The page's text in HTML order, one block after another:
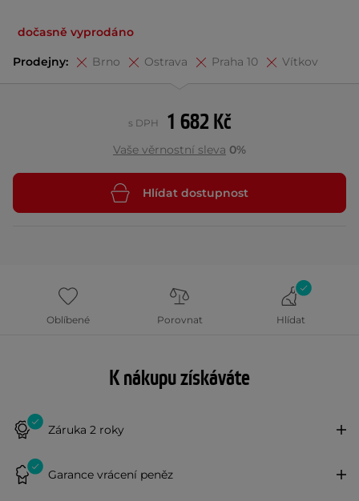
dočasně vyprodáno
Prodejny: Brno Ostrava Praha 10 Vítkov
1 682 Kč
s DPH
Vaše věrnostní sleva 0%
Hlídat dostupnost
Oblíbené Porovnat Hlídat
K nákupu získáváte
Záruka 2 roky
Garance vrácení peněz